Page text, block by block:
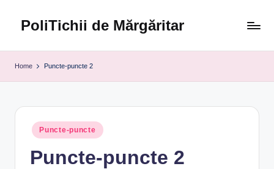
PoliTichii de Mărgăritar
Home Puncte-puncte 2
Posted
in
Puncte-puncte
Puncte-puncte 2